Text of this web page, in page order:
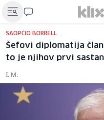
SAOPĆIO BORRELL
Šefovi diplomatija
to je njihov prvi
I. M.